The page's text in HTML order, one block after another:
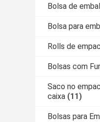
Bolsa de
Bolsa para
Rolls de
Bolsas com
Saco no
caixa (11)
Bolsas para